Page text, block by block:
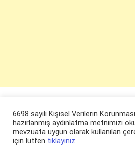
6698 sayılı Kişisel Verilerin
hazırlanmış aydınlatma metnimizi
mevzuata uygun olarak kullanılan
için lütfen tıklayınız.